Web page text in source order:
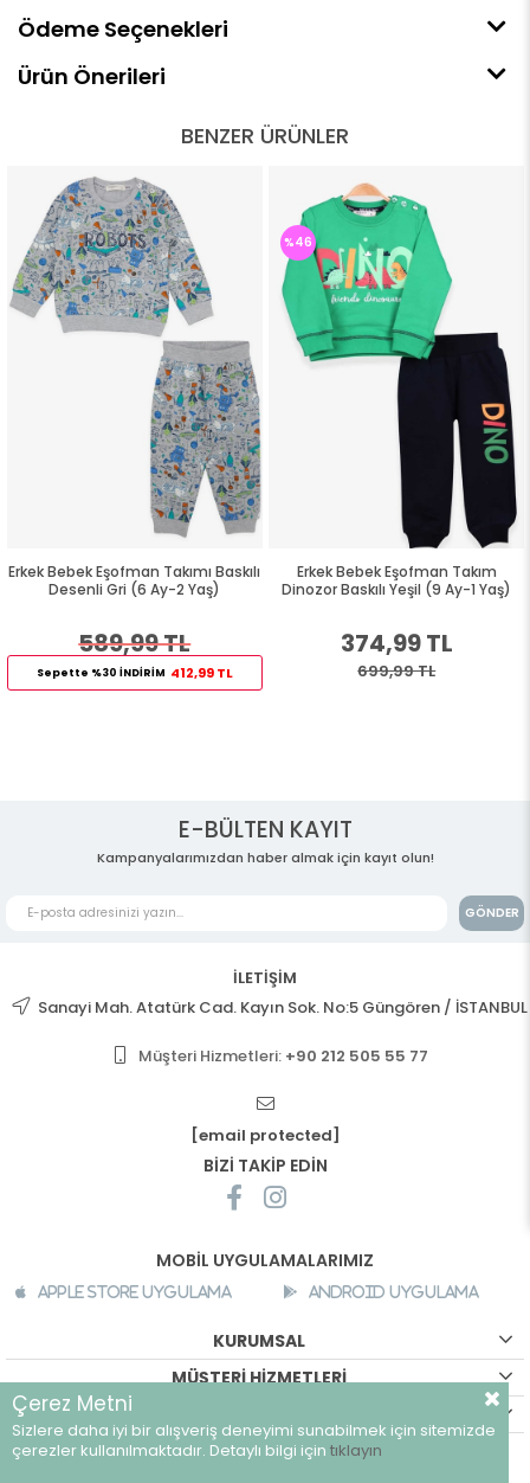
Ödeme Seçenekleri
Ürün Önerileri
BENZER ÜRÜNLER
Erkek Bebek Eşofman Takımı Baskılı
Desenli Gri (6 Ay-2 Yaş)
589,99 TL
Sepette %30 İNDİRİM 412,99 TL
Erkek Bebek Eşofman Takım
Dinozor Baskılı Yeşil (9 Ay-1 Yaş)
374,99 TL
699,99 TL
%46
E-BÜLTEN KAYIT
Kampanyalarımızdan haber almak için kayıt olun!
GÖNDER
İLETİŞİM
Sanayi Mah. Atatürk Cad. Kayın Sok. No:5 Güngören / İSTANBUL
Müşteri Hizmetleri: +90 212 505 55 77
[email protected]
BİZİ TAKİP EDİN
MOBİL UYGULAMALARIMIZ
Apple Store Uygulama Android Uygulama
KURUMSAL
MÜŞTERİ HİZMETLERİ
©breeze.com.tr - Tüm hakları saklıdır.
Çerez Metni
Sizlere daha iyi bir alışveriş deneyimi sunabilmek için sitemizde
çerezler kullanılmaktadır. Detaylı bilgi için tıklayın